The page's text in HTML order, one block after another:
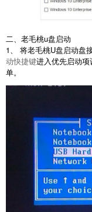
二、老毛桃u盘启动
1、 将老毛桃U盘启动盘
动快捷键进入优先启动
单。